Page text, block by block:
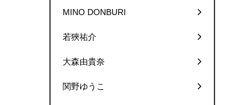
MINO DONBURI
若狹祐介
大森由貴奈
関野ゆうこ